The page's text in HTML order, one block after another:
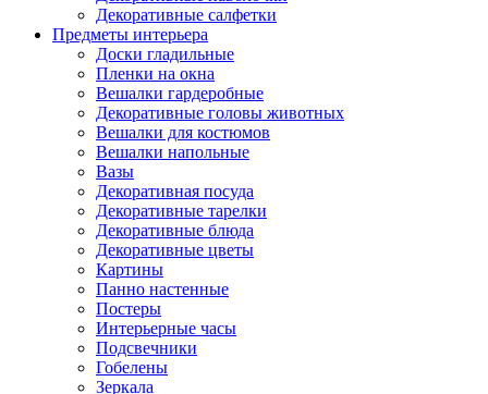
Декоративные салфетки
Предметы интерьера
Доски гладильные
Пленки на окна
Вешалки гардеробные
Декоративные головы животных
Вешалки для костюмов
Вешалки напольные
Вазы
Декоративная посуда
Декоративные тарелки
Декоративные блюда
Декоративные цветы
Картины
Панно настенные
Постеры
Интерьерные часы
Подсвечники
Гобелены
Зеркала